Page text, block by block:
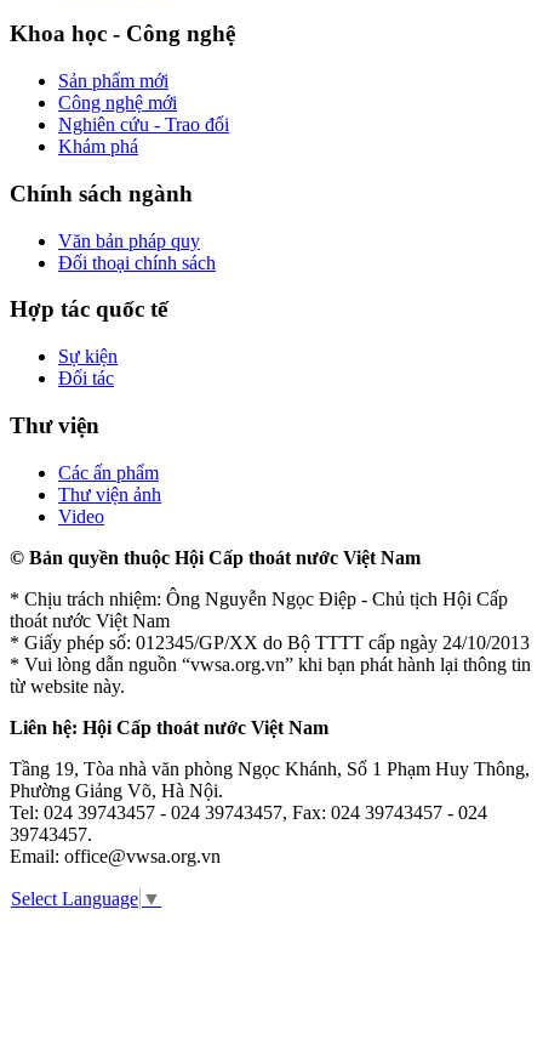
Khoa học - Công nghệ
Sản phẩm mới
Công nghệ mới
Nghiên cứu - Trao đổi
Khám phá
Chính sách ngành
Văn bản pháp quy
Đối thoại chính sách
Hợp tác quốc tế
Sự kiện
Đối tác
Thư viện
Các ấn phẩm
Thư viện ảnh
Video
© Bản quyền thuộc Hội Cấp thoát nước Việt Nam
* Chịu trách nhiệm: Ông Nguyễn Ngọc Điệp - Chủ tịch Hội Cấp
thoát nước Việt Nam
* Giấy phép số: 012345/GP/XX do Bộ TTTT cấp ngày 24/10/2013
* Vui lòng dẫn nguồn “vwsa.org.vn” khi bạn phát hành lại thông tin
từ website này.
Liên hệ: Hội Cấp thoát nước Việt Nam
Tầng 19, Tòa nhà văn phòng Ngọc Khánh, Số 1 Phạm Huy Thông,
Phường Giảng Võ, Hà Nội.
Tel: 024 39743457 - 024 39743457, Fax: 024 39743457 - 024
39743457.
Email: office@vwsa.org.vn
Select Language ▼